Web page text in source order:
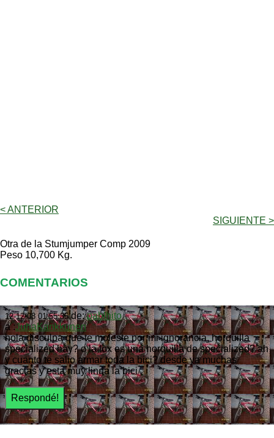
< ANTERIOR
SIGUIENTE >
Otra de la Stumjumper Comp 2009
Peso 10,700 Kg.
COMENTARIOS
12-12-08 01:55:35de:pablhito
a :JuhaKankkunen
hola disculpa que te moleste por mi ignorancia, horquilla
specialized hay? o la fox es una horquilla de specialized? ah
y cuanto te salio armar toda la bici? desde ya muchas
gracias y esta muy linda la bici